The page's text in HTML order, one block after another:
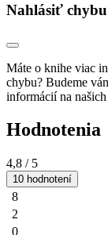
Nahlásiť
Máte o knihe viac
chybu? Budeme
informácií na
Hodnotenia
4,8 / 5
10 hodnotení
8
2
0